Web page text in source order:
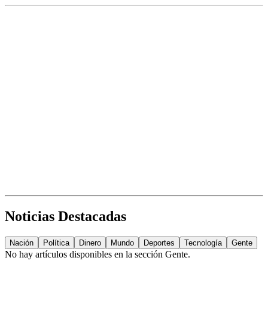
Noticias Destacadas
Nación Política Dinero Mundo Deportes Tecnología Gente
No hay artículos disponibles en la sección Gente.